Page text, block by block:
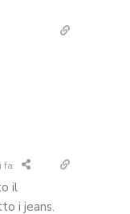
fa
il
i jeans.